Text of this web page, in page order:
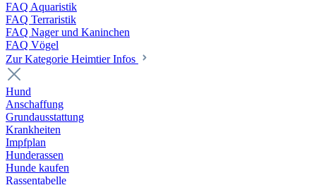
FAQ Aquaristik
FAQ Terraristik
FAQ Nager und Kaninchen
FAQ Vögel
Zur Kategorie Heimtier Infos
Hund
Anschaffung
Grundausstattung
Krankheiten
Impfplan
Hunderassen
Hunde kaufen
Rassentabelle